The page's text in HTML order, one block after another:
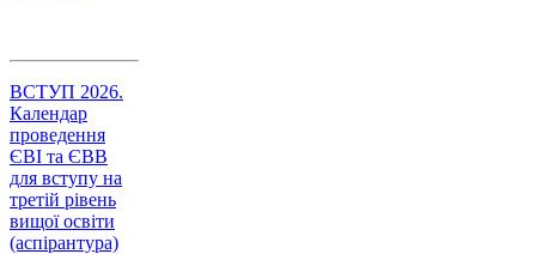
ВСТУП 2026.
Календар
проведення
ЄВІ та ЄВВ
для вступу на
третій рівень
вищої освіти
(аспірантура)